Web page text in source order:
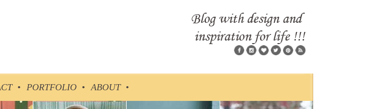
• PORTFOLIO • ABOUT •